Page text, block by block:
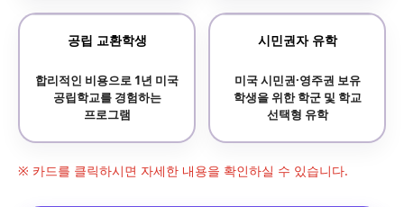
공립 교환학생
합리적인 비용으로 1년 미국
공립학교를 경험하는
프로그램
시민권자 유학
미국 시민권·영주권 보유
학생을 위한 학군 및 학교
선택형 유학
※ 카드를 클릭하시면 자세한 내용을 확인하실 수 있습니다.